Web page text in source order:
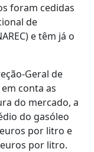
foram cedidas
de
e têm já o
Geral de
conta as
do mercado, a
do gasóleo
por litro e
por litro.